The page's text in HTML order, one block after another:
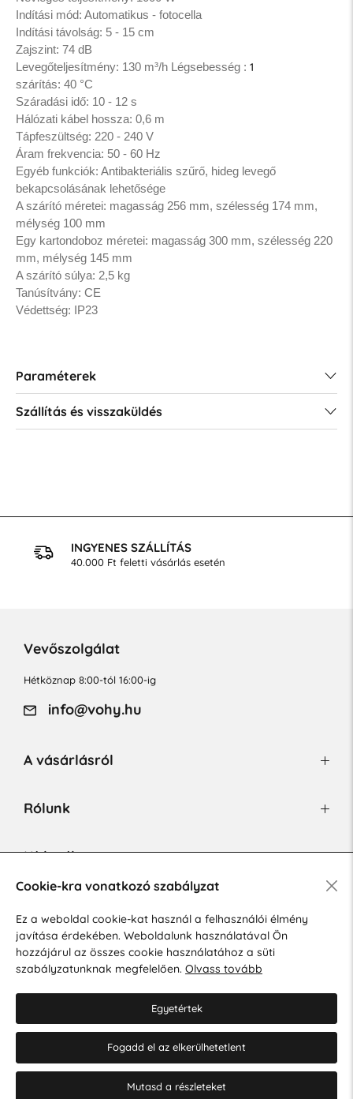
Indítási mód: Automatikus - fotocella
Indítási távolság: 5 - 15 cm
Zajszint: 74 dB
Levegőteljesítmény: 130 m³/h Légsebesség : 1
szárítás: 40 °C
Száradási idő: 10 - 12 s
Hálózati kábel hossza: 0,6 m
Tápfeszültség: 220 - 240 V
Áram frekvencia: 50 - 60 Hz
Egyéb funkciók: Antibakteriális szűrő, hideg levegő
bekapcsolásának lehetősége
A szárító méretei: magasság 256 mm, szélesség 174 mm,
mélység 100 mm
Egy kartondoboz méretei: magasság 300 mm, szélesség 220
mm, mélység 145 mm
A szárító súlya: 2,5 kg
Tanúsítvány: CE
Védettség: IP23
Paraméterek
Szállítás és visszaküldés
INGYENES SZÁLLÍTÁS
40.000 Ft feletti vásárlás esetén
Vevőszolgálat
Hétköznap 8:00-tól 16:00-ig
info@vohy.hu
A vásárlásról
Rólunk
Hírlevél
Hozzájárulok a személyes adatok marketing célú kezeléséhez.
Személyes adatok védelmére vonatkozó szabályzat.
Cookie-beállítások szerkesztése
Cookie-kra vonatkozó szabályzat
Ez a weboldal cookie-kat használ a felhasználói élmény
javítása érdekében. Weboldalunk használatával Ön
hozzájárul az összes cookie használatához a süti
szabályzatunknak megfelelően. Olvass tovább
Egyetértek
Fogadd el az elkerülhetetlent
Mutasd a részleteket